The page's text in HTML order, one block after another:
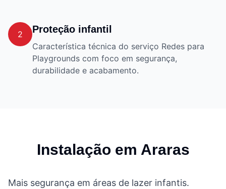
2 Proteção infantil
Característica técnica do serviço Redes para
Playgrounds com foco em segurança,
durabilidade e acabamento.
Instalação em Araras
Mais segurança em áreas de lazer infantis.